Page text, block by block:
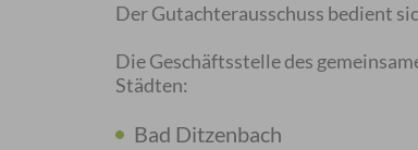
Der Gutachterausschuss bedient
Die Geschäftsstelle des
Städten:
Bad Ditzenbach